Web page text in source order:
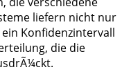
liefern nicht nur
Konfidenzintervall
die die